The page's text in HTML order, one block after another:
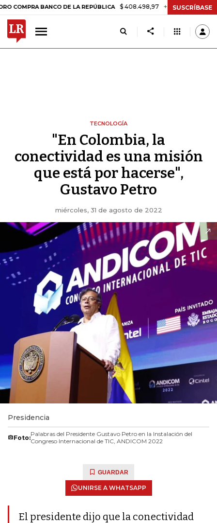
BANCO DE LA REPÚBLICA $ 408.498,97 +$ 8.753,81 +2,19%
SUSCRÍBASE
TECNOLOGÍA
"En Colombia, la
conectividad es una misión
que está por hacerse",
Gustavo Petro
miércoles, 31 de agosto de 2022
Presidencia
Foto:Palabras del Presidente Gustavo Petro en la Instalación del
Congreso Internacional de TIC, ANDICOM 2022
GUARDAR
UNIRSE A WHATSAPP
El presidente dijo que la conectividad